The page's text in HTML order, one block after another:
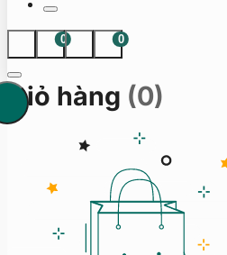
0 0
Giỏ hàng (0)